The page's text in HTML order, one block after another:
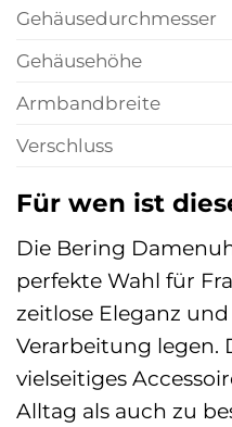
Gehäusedurchmesser
Gehäusehöhe
Armbandbreite
Verschluss
Für wen ist
Die Bering
perfekte Wahl für
zeitlose Eleganz
Verarbeitung legen.
vielseitiges
Alltag als auch zu